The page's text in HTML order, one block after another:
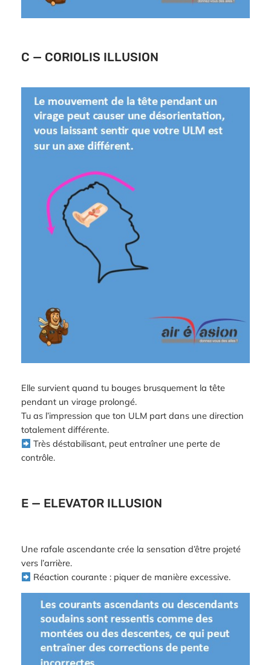
C — CORIOLIS ILLUSION
Elle survient quand tu bouges brusquement la tête
pendant un virage prolongé.
Tu as l’impression que ton ULM part dans une direction
totalement différente.
Très déstabilisant, peut entraîner une perte de
contrôle.
E — ELEVATOR ILLUSION
Une rafale ascendante crée la sensation d’être projeté
vers l’arrière.
Réaction courante : piquer de manière excessive.